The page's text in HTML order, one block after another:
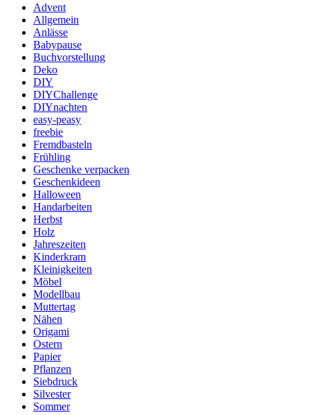
Advent
Allgemein
Anlässe
Babypause
Buchvorstellung
Deko
DIY
DIYChallenge
DIYnachten
easy-peasy
freebie
Fremdbasteln
Frühling
Geschenke verpacken
Geschenkideen
Halloween
Handarbeiten
Herbst
Holz
Jahreszeiten
Kinderkram
Kleinigkeiten
Möbel
Modellbau
Muttertag
Nähen
Origami
Ostern
Papier
Pflanzen
Siebdruck
Silvester
Sommer